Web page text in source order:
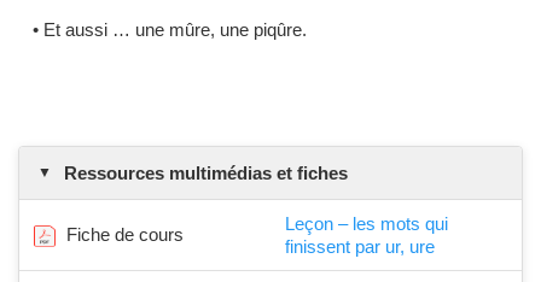
• Et aussi … une mûre, une piqûre.
Ressources multimédias et fiches
Fiche de cours
Leçon – les mots qui
finissent par ur, ure